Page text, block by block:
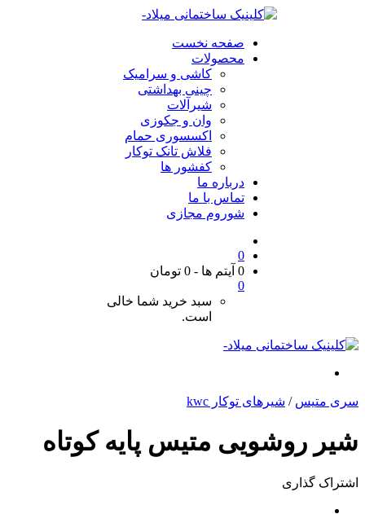
صفحه نخست
محصولات
کاشی و سرامیک
چینی بهداشتی
شیرآلات
وان و جکوزی
اکسسوری حمام
فلاش تانک توکار
کفشور ها
درباره ما
تماس با ما
شوروم مجازی
0
0 آیتم ها
-
0 تومان
0
سبد خرید شما خالی
است.
سری متیس / شیرهای توکار kwc
شیر روشویی متیس پایه کوتاه
اشتراک ‌گذاری